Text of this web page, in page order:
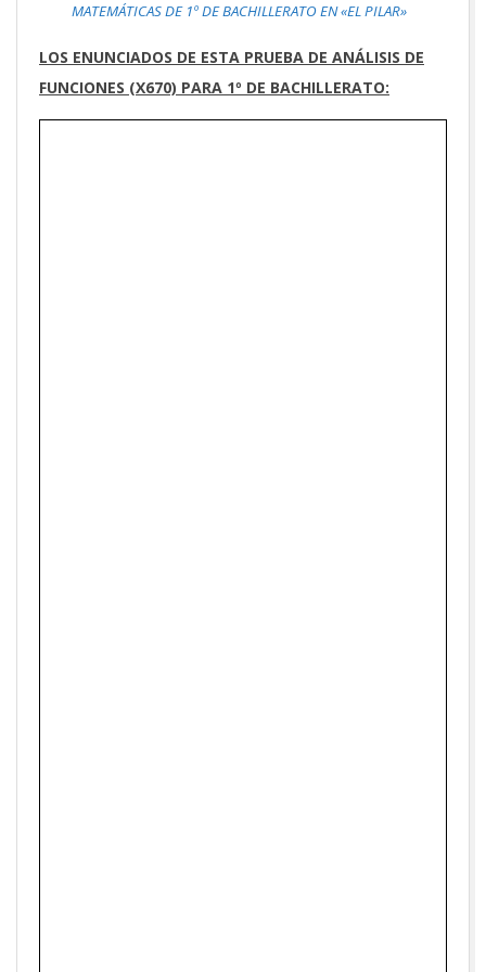
MATEMÁTICAS DE 1º DE BACHILLERATO EN «EL PILAR»
LOS ENUNCIADOS DE ESTA PRUEBA DE ANÁLISIS DE
FUNCIONES (X670) PARA 1º DE BACHILLERATO: